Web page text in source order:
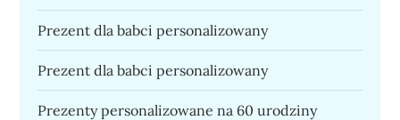
Prezent dla babci personalizowany
Prezent dla babci personalizowany
Prezenty personalizowane na 60 urodziny